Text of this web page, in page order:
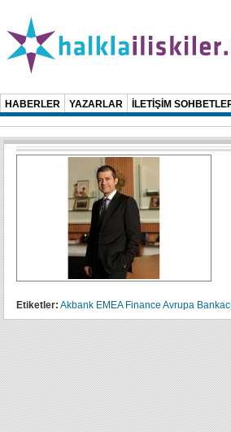
HABERLER YAZARLAR İLETİŞİM
Etiketler: Akbank EMEA Finance Avrupa